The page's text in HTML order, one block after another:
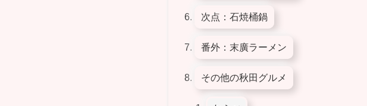
次点：石焼桶鍋
番外：末廣ラーメン
その他の秋田グルメ